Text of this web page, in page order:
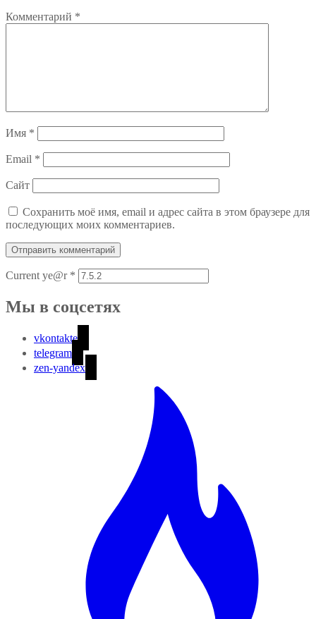
Комментарий *
Имя *
Email *
Сайт
Сохранить моё имя, email и адрес сайта в этом браузере для
последующих моих комментариев.
Current ye@r *
Мы в соцсетях
vkontakte
telegram
zen-yandex